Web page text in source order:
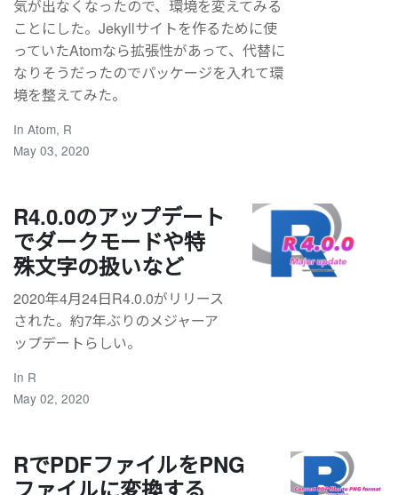
気が出なくなったので、環境を変えてみる
ことにした。Jekyllサイトを作るために使
っていたAtomなら拡張性があって、代替に
なりそうだったのでパッケージを入れて環
境を整えてみた。
In Atom, R
May 03, 2020
R4.0.0のアップデート
でダークモードや特
殊文字の扱いなど
2020年4月24日R4.0.0がリリース
された。約7年ぶりのメジャーア
ップデートらしい。
In R
May 02, 2020
RでPDFファイルをPNG
ファイルに変換する